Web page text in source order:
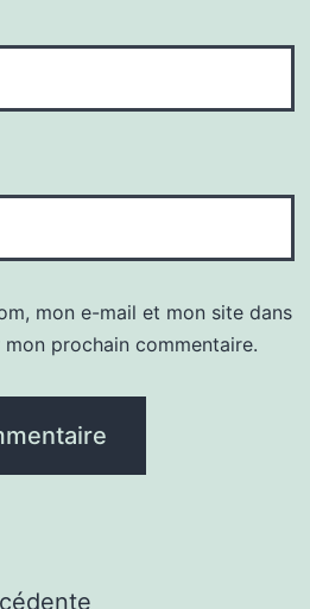
mon e-mail et mon site dans
prochain commentaire.